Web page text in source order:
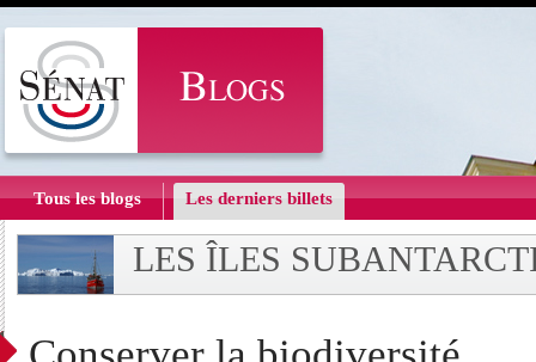
Tous les blogs Les derniers billets
LES ÎLES